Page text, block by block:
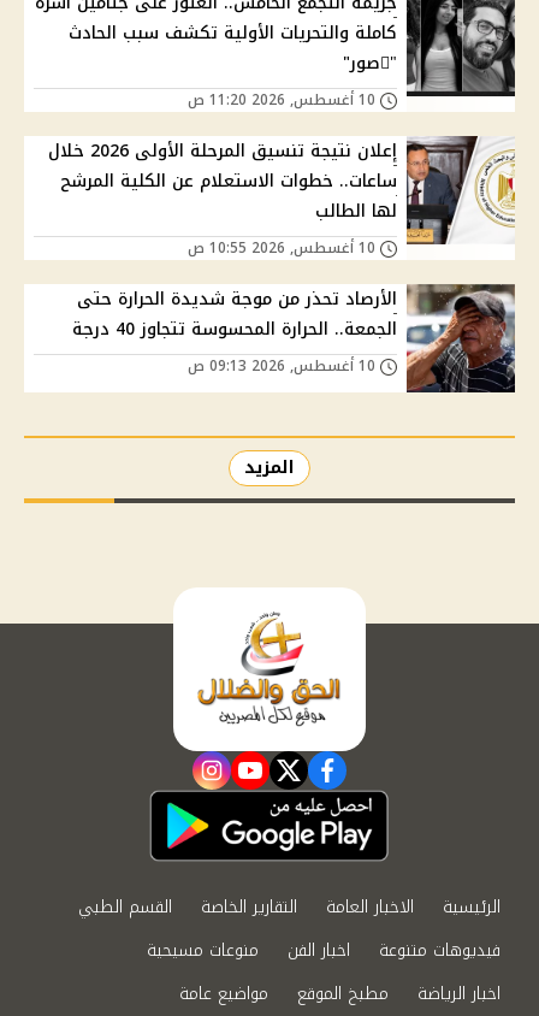
كاملة والتحريات الأولية تكشف سبب الحادث
"ًصور"
إعلان نتيجة تنسيق المرحلة الأولى 2026 خلال
ساعات.. خطوات الاستعلام عن الكلية المرشح
لها الطالب
الأرصاد تحذر من موجة شديدة الحرارة حتى
الجمعة.. الحرارة المحسوسة تتجاوز 40 درجة
المزيد
facebook
twitter
youtube
instagram
الرئيسية الاخبار العامة التقارير الخاصة
القسم الطبي
فيديوهات متنوعة
اخبار الفن
منوعات مسيحية
اخبار الرياضة
مطبخ الموقع مواضيع عامة